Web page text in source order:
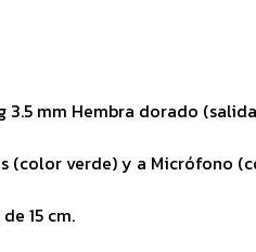
mm Hembra dorado
(color verde) y a Micrófono
15 cm.